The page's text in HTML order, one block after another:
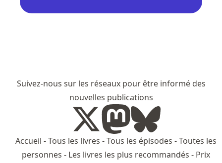
Suivez-nous sur les réseaux pour être informé des
nouvelles publications
Accueil -Tous les livres -Tous les épisodes -Toutes les
personnes - Les livres les plus recommandés - Prix